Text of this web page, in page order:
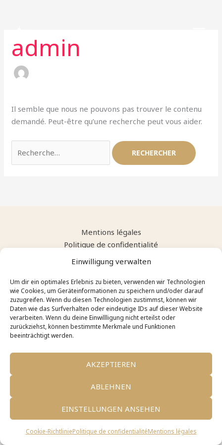
Einwilligung verwalten
Um dir ein optimales Erlebnis zu bieten, verwenden wir Technologien
wie Cookies, um Geräteinformationen zu speichern und/oder darauf
zuzugreifen. Wenn du diesen Technologien zustimmst, können wir
Daten wie das Surfverhalten oder eindeutige IDs auf dieser Website
verarbeiten. Wenn du deine Einwillligung nicht erteilst oder
zurückziehst, können bestimmte Merkmale und Funktionen
beeinträchtigt werden.
AKZEPTIEREN
ABLEHNEN
EINSTELLUNGEN ANSEHEN
Cookie-RichtliniePolitique de confidentialitéMentions légales
admin
Il semble que nous ne pouvons pas trouver le contenu
demandé. Peut-être qu’une recherche peut vous aider.
Mentions légales
Politique de confidentialité
Politique de cookies